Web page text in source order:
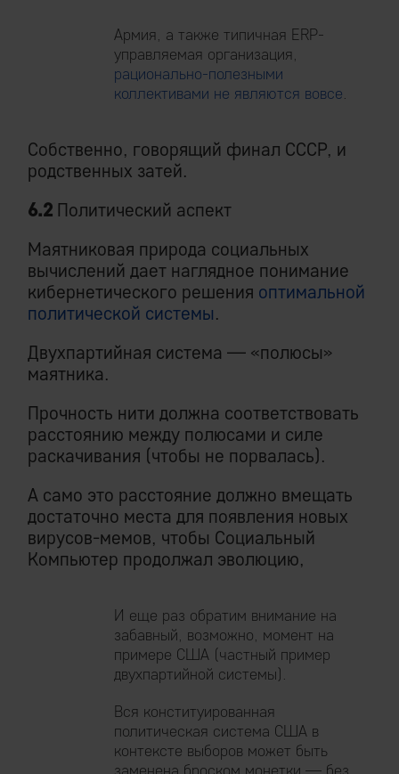
Армия, а также типичная ERP-
управляемая организация,
рационально-полезными
коллективами не являются вовсе.
Собственно, говорящий финал СССР, и
родственных затей.
6.2 Политический аспект
Маятниковая природа социальных
вычислений дает наглядное понимание
кибернетического решения оптимальной
политической системы.
Двухпартийная система — «полюсы»
маятника.
Прочность нити должна соответствовать
расстоянию между полюсами и силе
раскачивания (чтобы не порвалась).
А само это расстояние должно вмещать
достаточно места для появления новых
вирусов-мемов, чтобы Социальный
Компьютер продолжал эволюцию,
И еще раз обратим внимание на
забавный, возможно, момент на
примере США (частный пример
двухпартийной системы).
Вся конституированная
политическая система США в
контексте выборов может быть
заменена броском монетки — без